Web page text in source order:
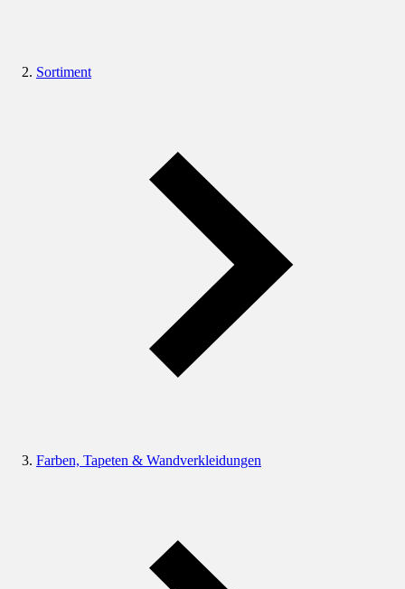
Sortiment
Farben, Tapeten & Wandverkleidungen